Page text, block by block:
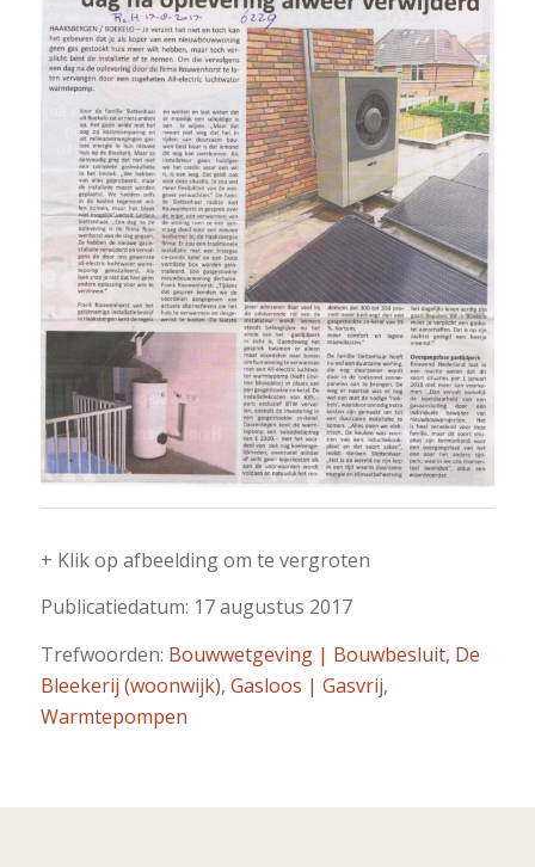
+ Klik op afbeelding om te vergroten
Publicatiedatum: 17 augustus 2017
Trefwoorden: Bouwwetgeving | Bouwbesluit, De
Bleekerij (woonwijk), Gasloos | Gasvrij,
Warmtepompen